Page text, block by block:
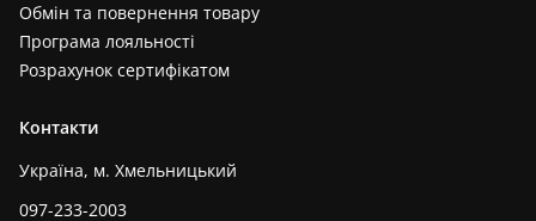
Обмін та повернення товару
Програма лояльності
Розрахунок сертифікатом
Контакти
Україна, м. Хмельницький
097-233-2003